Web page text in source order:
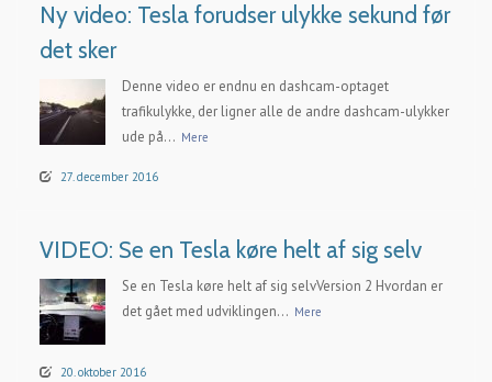
Ny video: Tesla forudser ulykke sekund før
det sker
Denne video er endnu en dashcam-optaget
trafikulykke, der ligner alle de andre dashcam-ulykker
ude på... Mere
27. december 2016
VIDEO: Se en Tesla køre helt af sig selv
Se en Tesla køre helt af sig selvVersion 2 Hvordan er
det gået med udviklingen... Mere
20. oktober 2016